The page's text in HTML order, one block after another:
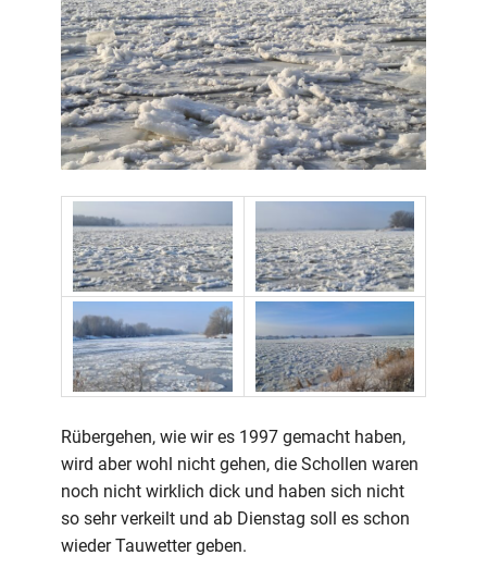
Rübergehen, wie wir es 1997 gemacht haben,
wird aber wohl nicht gehen, die Schollen waren
noch nicht wirklich dick und haben sich nicht
so sehr verkeilt und ab Dienstag soll es schon
wieder Tauwetter geben.